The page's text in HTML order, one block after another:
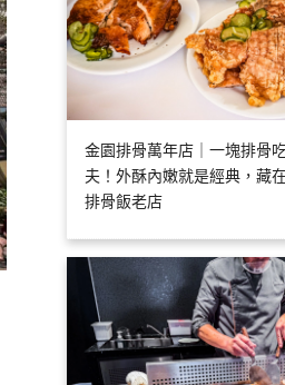
金園排骨萬年店｜一塊排骨
夫！外酥內嫩就是經典，藏
排骨飯老店